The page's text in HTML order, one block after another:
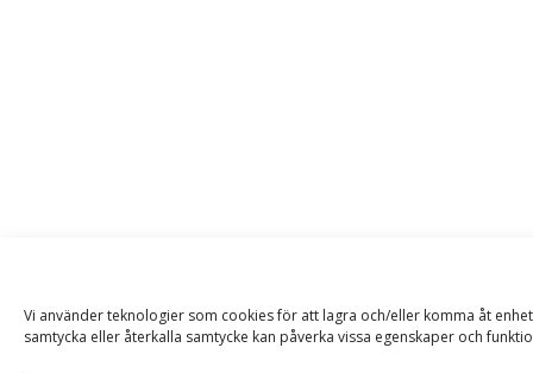
Vi använder teknologier som cookies för att lagra och/eller komma åt
samtycka eller återkalla samtycke kan påverka vissa egenskaper och